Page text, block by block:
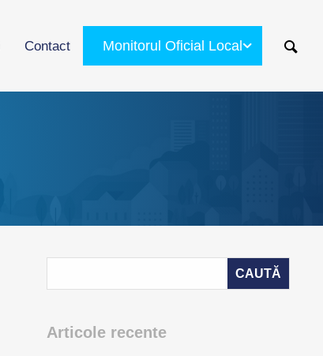
Contact Monitorul Oficial Local
Articole recente